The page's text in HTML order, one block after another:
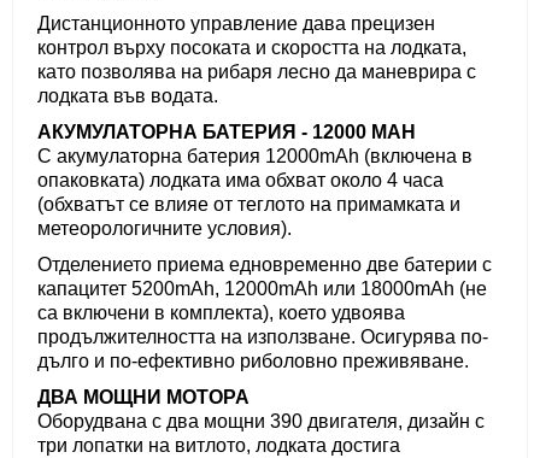
Дистанционното управление дава прецизен
контрол върху посоката и скоростта на лодката,
като позволява на рибаря лесно да маневрира с
лодката във водата.
АКУМУЛАТОРНА БАТЕРИЯ - 12000 MAH
С акумулаторна батерия 12000mAh (включена в
опаковката) лодката има обхват около 4 часа
(обхватът се влияе от теглото на примамката и
метеорологичните условия).
Отделението приема едновременно две батерии с
капацитет 5200mAh, 12000mAh или 18000mAh (не
са включени в комплекта), което удвоява
продължителността на използване. Осигурява по-
дълго и по-ефективно риболовно преживяване.
ДВА МОЩНИ МОТОРА
Оборудвана с два мощни 390 двигателя, дизайн с
три лопатки на витлото, лодката достига